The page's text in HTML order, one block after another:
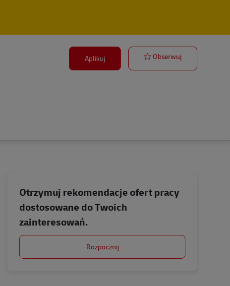
Aplikuj ObserwujAusbildung
Otrzymuj rekomendacje ofert pracy
dostosowane do Twoich
zainteresowań.
Rozpocznij